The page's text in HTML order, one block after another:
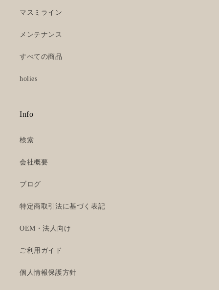
マスミライン
メンテナンス
すべての商品
holies
Info
検索
会社概要
ブログ
特定商取引法に基づく表記
OEM・法人向け
ご利用ガイド
個人情報保護方針